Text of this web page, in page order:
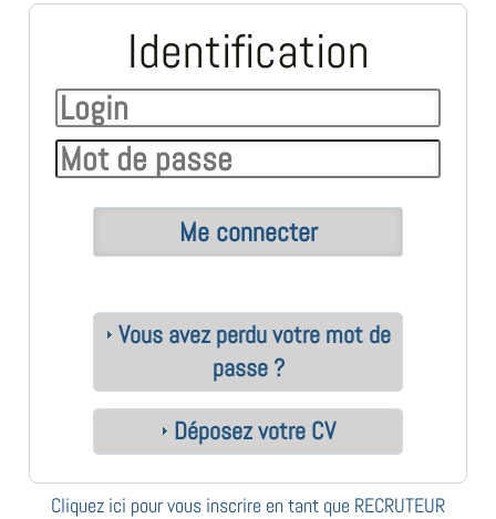
Identification
Vous avez perdu votre mot de
passe ?
Déposez votre CV
Cliquez ici pour vous inscrire en tant que RECRUTEUR